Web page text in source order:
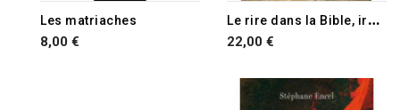
Les matriaches
8,00 €
L
e rire dans la Bible, ironie cruauté ou joie de vivre ?
22,00 €